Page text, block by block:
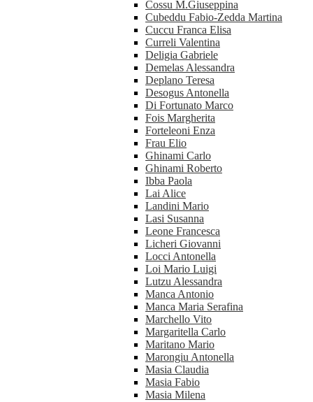
Cossu M.Giuseppina
Cubeddu Fabio-Zedda Martina
Cuccu Franca Elisa
Curreli Valentina
Deligia Gabriele
Demelas Alessandra
Deplano Teresa
Desogus Antonella
Di Fortunato Marco
Fois Margherita
Forteleoni Enza
Frau Elio
Ghinami Carlo
Ghinami Roberto
Ibba Paola
Lai Alice
Landini Mario
Lasi Susanna
Leone Francesca
Licheri Giovanni
Locci Antonella
Loi Mario Luigi
Lutzu Alessandra
Manca Antonio
Manca Maria Serafina
Marchello Vito
Margaritella Carlo
Maritano Mario
Marongiu Antonella
Masia Claudia
Masia Fabio
Masia Milena